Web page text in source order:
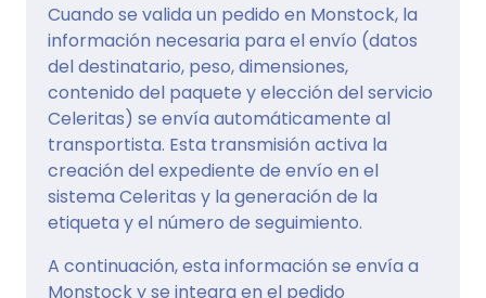
Cuando se valida un pedido en Monstock, la
información necesaria para el envío (datos
del destinatario, peso, dimensiones,
contenido del paquete y elección del servicio
Celeritas) se envía automáticamente al
transportista. Esta transmisión activa la
creación del expediente de envío en el
sistema Celeritas y la generación de la
etiqueta y el número de seguimiento.
A continuación, esta información se envía a
Monstock y se integra en el pedido